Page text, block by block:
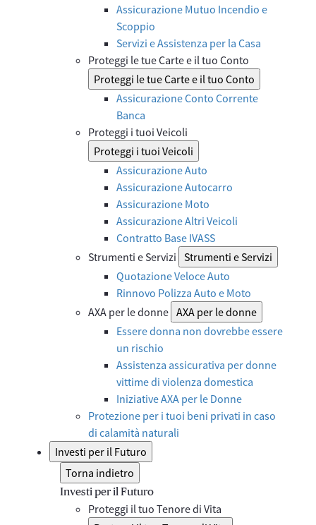
Assicurazione Mutuo Incendio e
Scoppio
Servizi e Assistenza per la Casa
Proteggi le tue Carte e il tuo Conto
Proteggi le tue Carte e il tuo Conto
Assicurazione Conto Corrente
Banca
Proteggi i tuoi Veicoli
Proteggi i tuoi Veicoli
Assicurazione Auto
Assicurazione Autocarro
Assicurazione Moto
Assicurazione Altri Veicoli
Contratto Base IVASS
Strumenti e Servizi Strumenti e Servizi
Quotazione Veloce Auto
Rinnovo Polizza Auto e Moto
AXA per le donne AXA per le donne
Essere donna non dovrebbe essere
un rischio
Assistenza assicurativa per donne
vittime di violenza domestica
Iniziative AXA per le Donne
Protezione per i tuoi beni privati in caso
di calamità naturali
Investi per il Futuro
Torna indietro
Investi per il Futuro
Proteggi il tuo Tenore di Vita